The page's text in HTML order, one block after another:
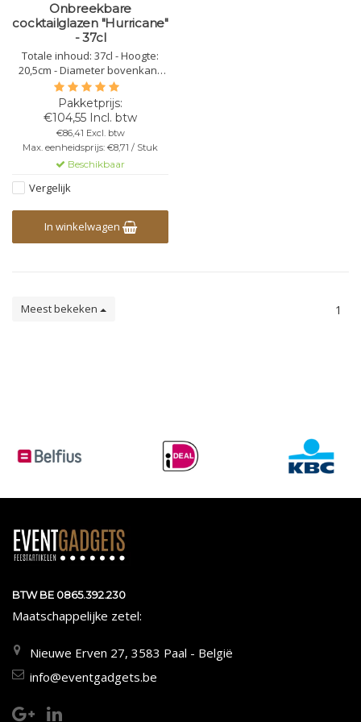
Onbreekbare
cocktailglazen "Hurricane"
- 37cl
Totale inhoud: 37cl - Hoogte:
20,5cm - Diameter bovenkant:
8cm - Diameter onderkant:
7,1cm - Kleur: transparant-
Kunststof Polycarbonaat - Niet
Stapelbaar - Herbruikbaar -
Vaatwasbestendig -
Bedrukbaar - Onbreekbaar
€104,55 Incl. btw
€86,41 Excl. btw
Max. eenheidsprijs: €8,71 / Stuk
Beschikbaar
Vergelijk
In winkelwagen
Meest bekeken 1
BTW BE 0865.392.230
Maatschappelijke zetel:
Nieuwe Erven 27, 3583 Paal - België
info@eventgadgets.be